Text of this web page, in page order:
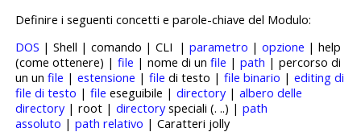
Definire i seguenti concetti e parole-chiave del Modulo:
DOS | Shell | comando | CLI |parametro |opzione | help
(come ottenere) |file | nome di unfile |path | percorso di
un unfile |estensione |file di testo |file binario |editing di
file di testo |file eseguibile |directory |albero delle
directory | root |directory speciali (. ..) |path
assoluto |path relativo | Caratteri jolly